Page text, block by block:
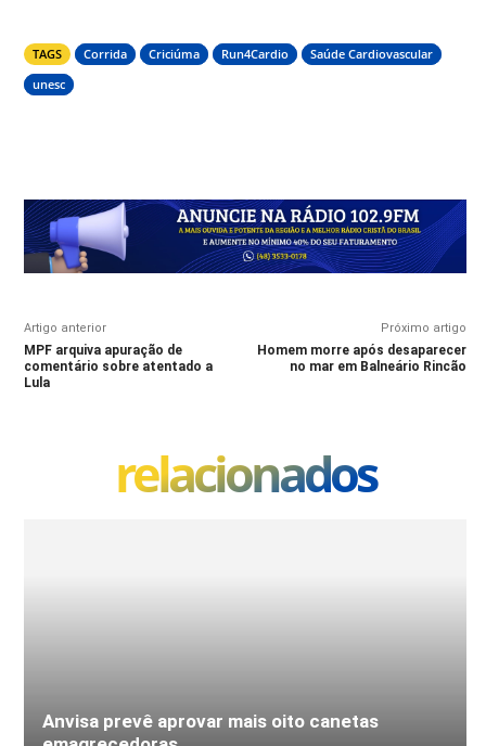
TAGS Corrida Criciúma Run4Cardio
Saúde Cardiovascular
unesc
Artigo anterior
MPF arquiva apuração de
comentário sobre atentado a
Lula
Próximo artigo
Homem morre após desaparecer
no mar em Balneário Rincão
relacionados
Anvisa prevê aprovar mais oito canetas